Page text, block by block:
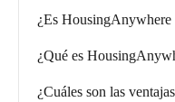
¿Es HousingAnywhere
¿Qué es
¿Cuáles son las